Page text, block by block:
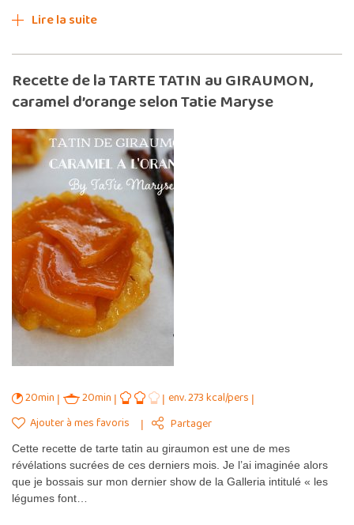
Lire la suite
Recette de la TARTE TATIN au GIRAUMON,
caramel d’orange selon Tatie Maryse
20min 20min
env. 273 kcal/pers
Ajouter à mes favoris
Partager
Cette recette de tarte tatin au giraumon est une de mes
révélations sucrées de ces derniers mois. Je l’ai imaginée alors
que je bossais sur mon dernier show de la Galleria intitulé « les
légumes font…